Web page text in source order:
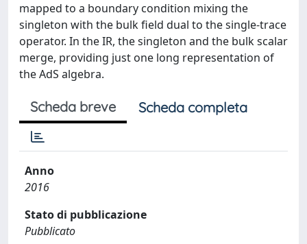
mapped to a boundary condition mixing the
singleton with the bulk field dual to the single-trace
operator. In the IR, the singleton and the bulk scalar
merge, providing just one long representation of
the AdS algebra.
Scheda breve Scheda completa
Anno
2016
Stato di pubblicazione
Pubblicato